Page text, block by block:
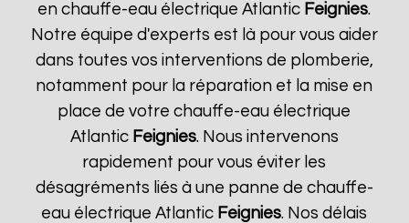
en chauffe-eau électrique Atlantic Feignies.
Notre équipe d'experts est là pour vous aider
dans toutes vos interventions de plomberie,
notamment pour la réparation et la mise en
place de votre chauffe-eau électrique
Atlantic Feignies. Nous intervenons
rapidement pour vous éviter les
désagréments liés à une panne de chauffe-
eau électrique Atlantic Feignies. Nos délais